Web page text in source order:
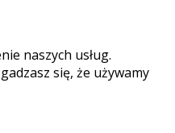
naszych usług.
się, że używamy